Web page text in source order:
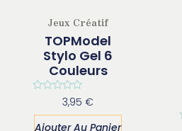
Jeux Créatif
TOPModel
Stylo Gel 6
Couleurs
sur
5
3,95€
Ajouter Au Panier